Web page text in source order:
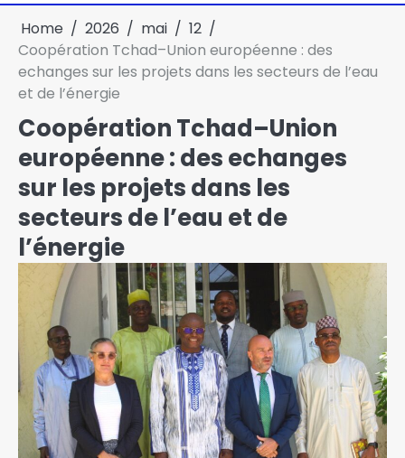
Home 2026 mai
12
Coopération Tchad–Union européenne : des
echanges sur les projets dans les secteurs de l’eau
et de l’énergie
Coopération Tchad–Union
européenne : des echanges
sur les projets dans les
secteurs de l’eau et de
l’énergie